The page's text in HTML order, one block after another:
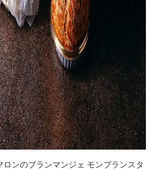
ロンのブランマンジェ モンブランスタ